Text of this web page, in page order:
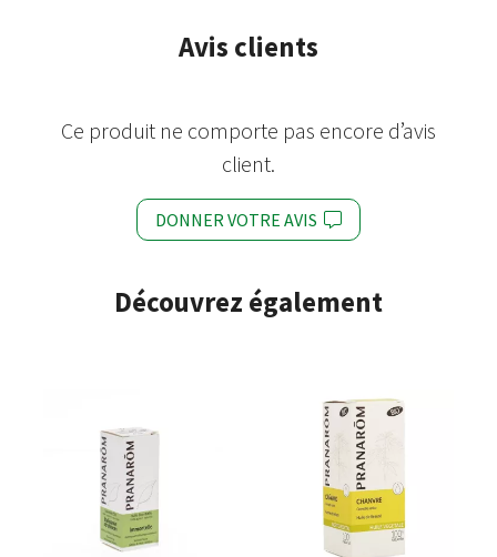
Avis clients
Ce produit ne comporte pas encore d’avis
client.
DONNER VOTRE AVIS
Découvrez également